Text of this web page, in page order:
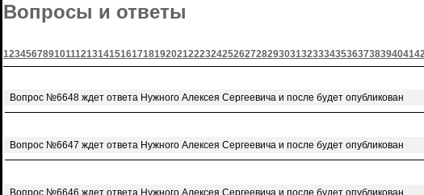
Вопросы и ответы
1234567891011121314151617181920212223242526272829303132333435363738394041
Вопрос №6648 ждет ответа Нужного Алексея Сергеевича и после будет опубликован
Вопрос №6647 ждет ответа Нужного Алексея Сергеевича и после будет опубликован
Вопрос №6646 ждет ответа Нужного Алексея Сергеевича и после будет опубликован